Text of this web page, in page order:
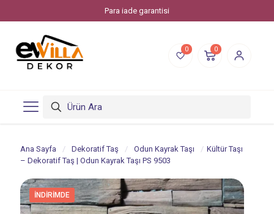
Para iade garantisi
0 0
Ana Sayfa / Dekoratif Taş / Odun Kayrak Taşı / Kültür Taşı
– Dekoratif Taş | Odun Kayrak Taşı PS 9503
İNDIRIMDE